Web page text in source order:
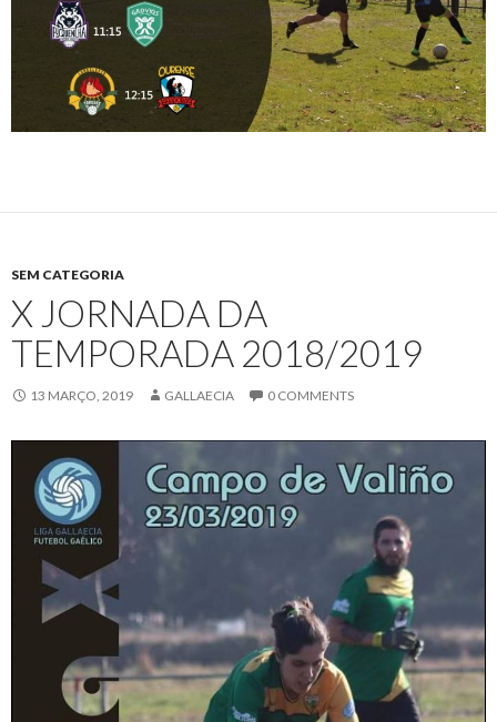
SEM CATEGORIA
X JORNADA DA
TEMPORADA 2018/2019
13 MARÇO, 2019 GALLAECIA 0 COMMENTS